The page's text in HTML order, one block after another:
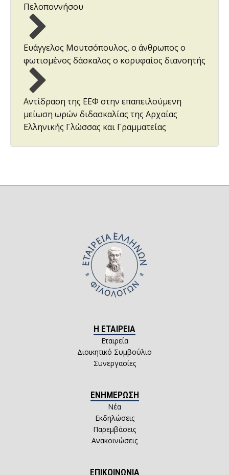
Πελοποννήσου
Ευάγγελος Μουτσόπουλος, ο άνθρωπος ο
φωτισμένος δάσκαλος ο κορυφαίος διανοητής
Αντίδραση της ΕΕΦ στην επαπειλούμενη
μείωση ωρών διδασκαλίας της Αρχαίας
Ελληνικής Γλώσσας και Γραμματείας
Η ΕΤΑΙΡΕΙΑ
Εταιρεία
Διοικητικό Συμβούλιο
Συνεργασίες
ΕΝΗΜΕΡΩΣΗ
Νέα
Εκδηλώσεις
Παρεμβάσεις
Ανακοινώσεις
ΕΠΙΚΟΙΝΩΝΙΑ